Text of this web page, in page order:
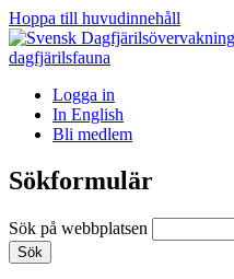
Hoppa till huvudinnehåll
Logga in
In English
Bli medlem
Sökformulär
Sök på webbplatsen